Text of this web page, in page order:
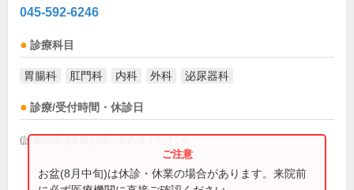
045-592-6246
診療科目
胃腸科 肛門科 内科 外科 泌尿器科
診療/受付時間・休診日
(診療時間は直接お問い合わせください)
お盆(8月中旬)は休診・休業の場合があります。来院前